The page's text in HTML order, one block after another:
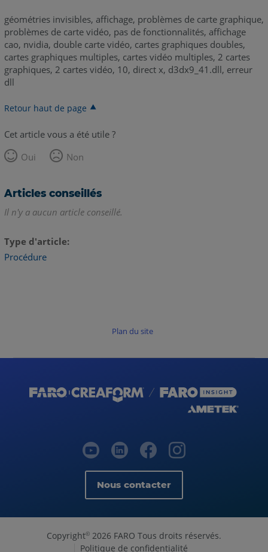
géométries invisibles, affichage, problèmes de carte graphique,
problèmes de carte vidéo, pas de fonctionnalités, affichage
cao, nvidia, double carte vidéo, cartes graphiques doubles,
cartes graphiques multiples, cartes vidéo multiples, 2 cartes
graphiques, 2 cartes vidéo, 10, direct x, d3dx9_41.dll, erreur
dll
Retour haut de page
Cet article vous a été utile ?
Oui
Non
Articles conseillés
Il n'y a aucun article conseillé.
Type d'article
Procédure
Plan du site
Nous contacter
Copyright© 2026 FARO Tous droits réservés.
Politique de confidentialité